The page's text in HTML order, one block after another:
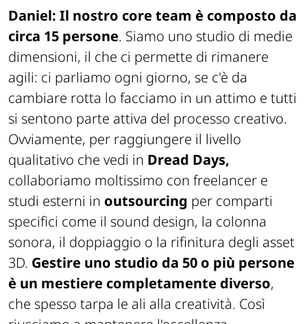
Daniel: Il nostro core team è composto da
circa 15 persone. Siamo uno studio di medie
dimensioni, il che ci permette di rimanere
agili: ci parliamo ogni giorno, se c'è da
cambiare rotta lo facciamo in un attimo e tutti
si sentono parte attiva del processo creativo.
Ovviamente, per raggiungere il livello
qualitativo che vedi in Dread Days,
collaboriamo moltissimo con freelancer e
studi esterni in outsourcing per comparti
specifici come il sound design, la colonna
sonora, il doppiaggio o la rifinitura degli asset
3D. Gestire uno studio da 50 o più persone
è un mestiere completamente diverso,
che spesso tarpa le ali alla creatività. Così